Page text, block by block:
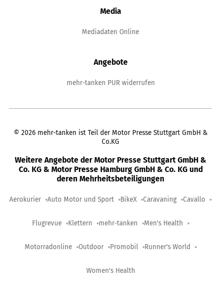
Media
Mediadaten Online
Angebote
mehr-tanken PUR widerrufen
© 2026 mehr-tanken ist Teil der Motor Presse Stuttgart GmbH &
Co.KG
Weitere Angebote der Motor Presse Stuttgart GmbH &
Co. KG & Motor Presse Hamburg GmbH & Co. KG und
deren Mehrheitsbeteiligungen
Aerokurier Auto Motor und Sport BikeX Caravaning Cavallo
Flugrevue Klettern mehr-tanken Men's Health
Motorradonline Outdoor Promobil Runner's World
Women's Health